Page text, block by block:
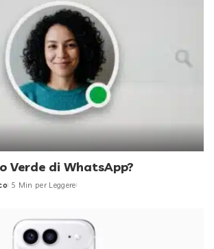
Verde di WhatsApp?
5 Min per Leggere